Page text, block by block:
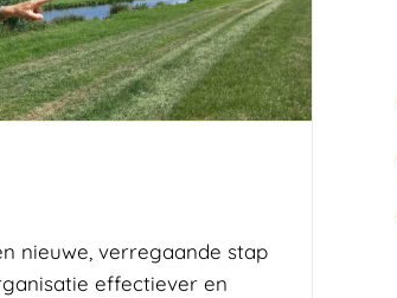
nieuwe, verregaande stap
effectiever en